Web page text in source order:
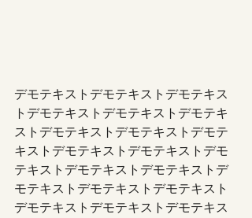
デモテキストデモテキストデモテキス
トデモテキストデモテキストデモテキ
ストデモテキストデモテキストデモテ
キストデモテキストデモテキストデモ
テキストデモテキストデモテキストデ
モテキストデモテキストデモテキスト
デモテキストデモテキストデモテキス